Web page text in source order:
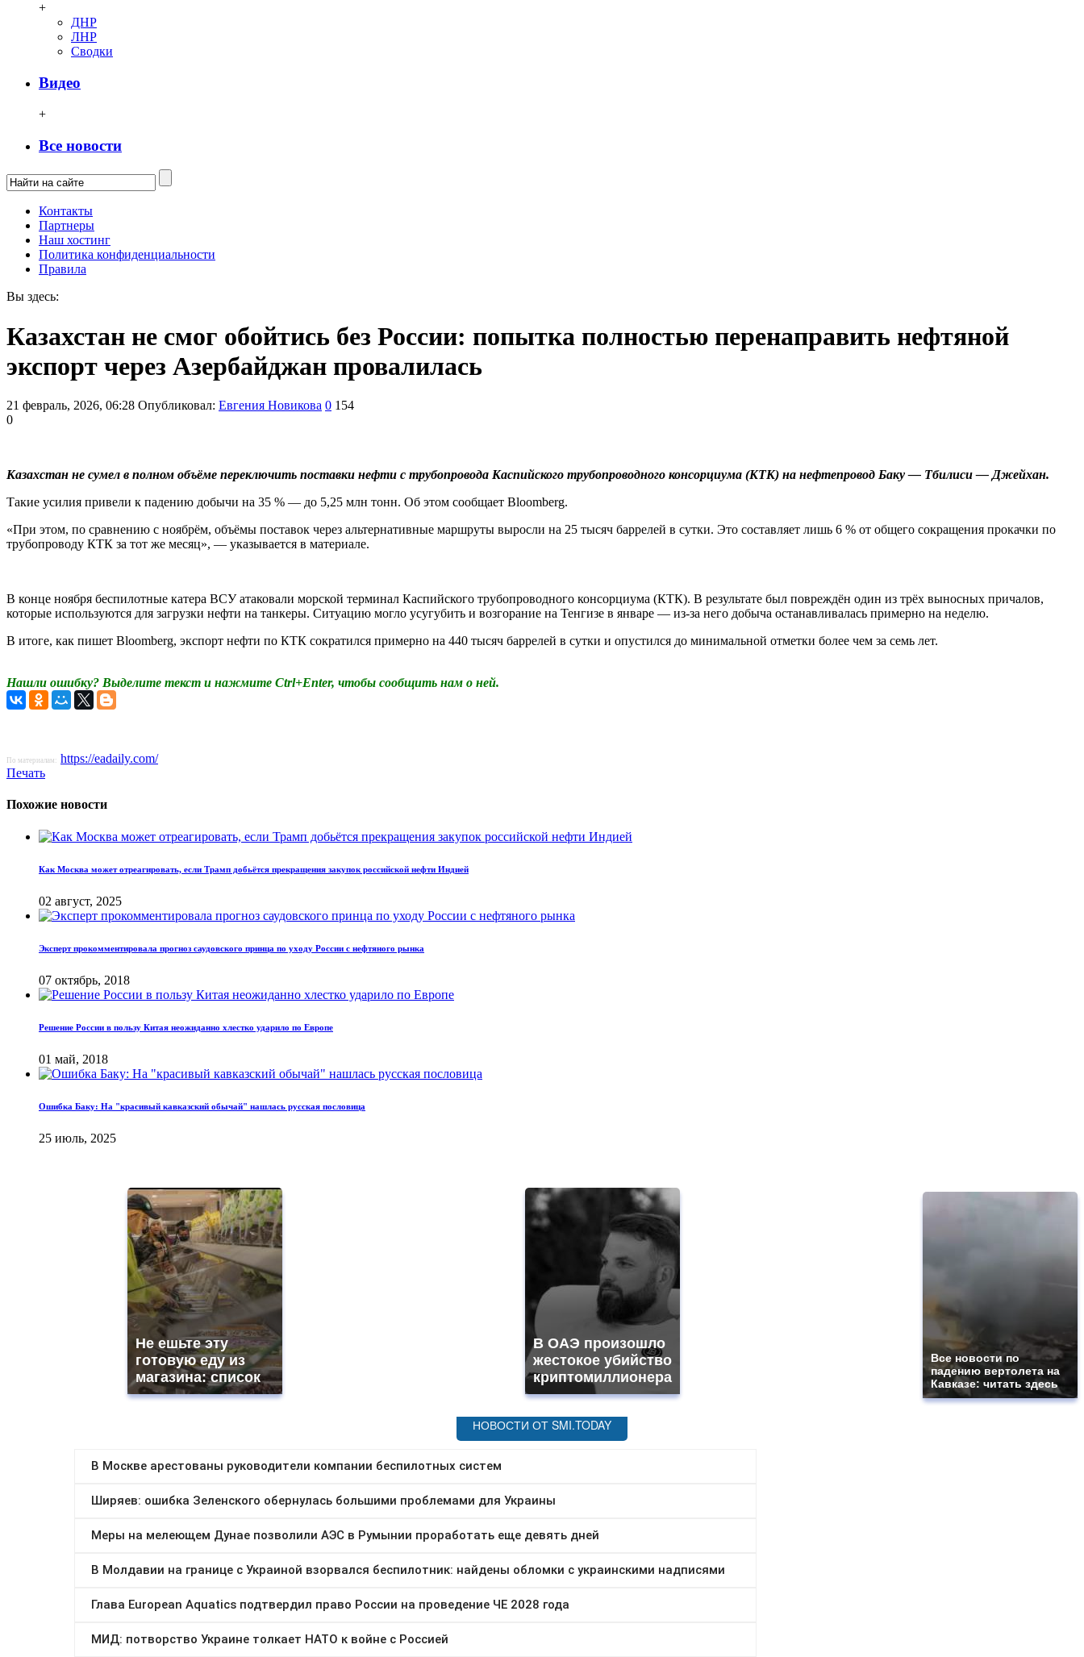
+
ДНР
ЛНР
Сводки
Видео
+
Все новости
Контакты
Партнеры
Наш хостинг
Политика конфиденциальности
Правила
Вы здесь:
Казахстан не смог обойтись без России: попытка полностью перенаправить нефтяной
экспорт через Азербайджан провалилась
21 февраль, 2026, 06:28 Опубликовал: Евгения Новикова 0 154
0
Казахстан не сумел в полном объёме переключить поставки нефти с трубопровода Каспийского трубопроводного консорциума (КТК) на нефтепровод Баку — Тбилиси — Джейхан.
Такие усилия привели к падению добычи на 35 % — до 5,25 млн тонн. Об этом сообщает Bloomberg.
«При этом, по сравнению с ноябрём, объёмы поставок через альтернативные маршруты выросли на 25 тысяч баррелей в сутки. Это составляет лишь 6 % от общего сокращения прокачки по
трубопроводу КТК за тот же месяц», — указывается в материале.
В конце ноября беспилотные катера ВСУ атаковали морской терминал Каспийского трубопроводного консорциума (КТК). В результате был повреждён один из трёх выносных причалов,
которые используются для загрузки нефти на танкеры. Ситуацию могло усугубить и возгорание на Тенгизе в январе — из-за него добыча останавливалась примерно на неделю.
В итоге, как пишет Bloomberg, экспорт нефти по КТК сократился примерно на 440 тысяч баррелей в сутки и опустился до минимальной отметки более чем за семь лет.
Нашли ошибку? Выделите текст и нажмите Ctrl+Enter, чтобы сообщить нам о ней.
По материалам: https://eadaily.com/
Печать
Похожие новости
Как Москва может отреагировать, если Трамп добьётся прекращения закупок российской нефти Индией
02 август, 2025
Эксперт прокомментировала прогноз саудовского принца по уходу России с нефтяного рынка
07 октябрь, 2018
Решение России в пользу Китая неожиданно хлестко ударило по Европе
01 май, 2018
Ошибка Баку: На "красивый кавказский обычай" нашлась русская пословица
25 июль, 2025
Не ешьте эту
готовую еду из
магазина: список
В ОАЭ произошло
жестокое убийство
криптомиллионера
Все новости по
падению вертолета на
Кавказе: читать здесь